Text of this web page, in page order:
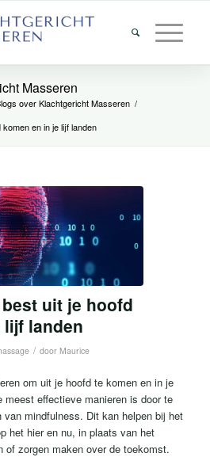
Masseren
over Klachtgericht Masseren /
en in je lijf landen
uit je hoofd
landen
/ door Maurice
om uit je hoofd te komen en in je
meest effectieve manieren is door te
van mindfulness. Dit kan helpen bij het
het hier en nu, in plaats van het
of zorgen maken over de toekomst.